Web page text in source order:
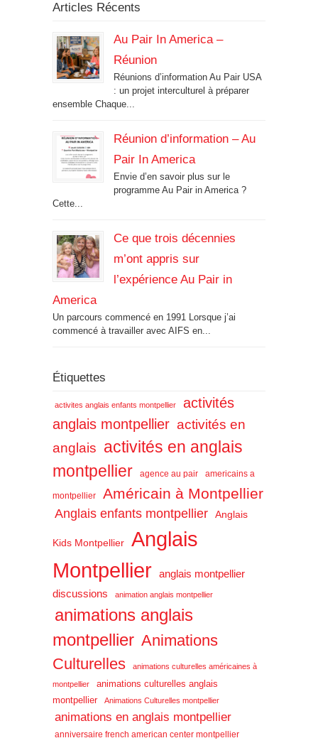
Articles Récents
Au Pair In America –
Réunion
Réunions d’information Au Pair USA
: un projet interculturel à préparer
ensemble Chaque...
Réunion d’information – Au
Pair In America
Envie d’en savoir plus sur le
programme Au Pair in America ?
Cette...
Ce que trois décennies
m’ont appris sur
l’expérience Au Pair in
America
Un parcours commencé en 1991 Lorsque j’ai
commencé à travailler avec AIFS en...
Étiquettes
activites anglais enfants montpellier
activités
anglais montpellier activités en
anglais activités en anglais
montpellier
agence au pair americains a
montpellier Américain à Montpellier
Anglais enfants montpellier Anglais
Kids Montpellier
Anglais
Montpellier
anglais montpellier
discussions
animation anglais montpellier
animations anglais
montpellier Animations
Culturelles
animations culturelles américaines à
montpellier
animations culturelles anglais
montpellier
Animations Culturelles montpellier
animations en anglais montpellier
anniversaire french american center montpellier